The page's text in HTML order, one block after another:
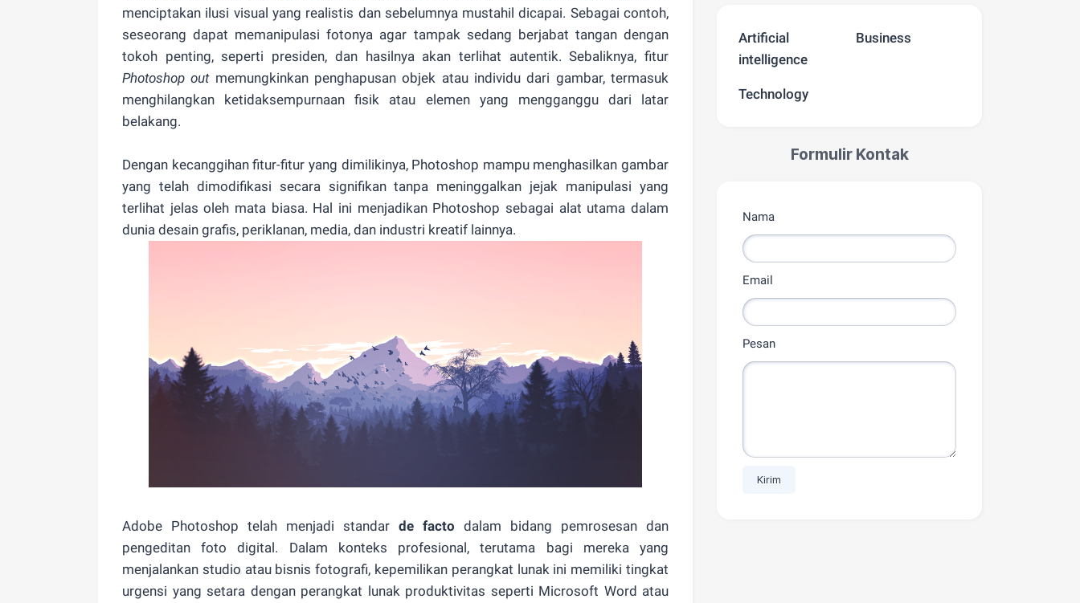
menciptakan ilusi visual yang realistis dan sebelumnya mustahil dicapai. Sebagai contoh,
seseorang dapat memanipulasi fotonya agar tampak sedang berjabat tangan dengan
tokoh penting, seperti presiden, dan hasilnya akan terlihat autentik. Sebaliknya, fitur
Photoshop outmemungkinkan penghapusan objek atau individu dari gambar, termasuk
menghilangkan ketidaksempurnaan fisik atau elemen yang mengganggu dari latar
belakang.
Dengan kecanggihan fitur-fitur yang dimilikinya, Photoshop mampu menghasilkan gambar
yang telah dimodifikasi secara signifikan tanpa meninggalkan jejak manipulasi yang
terlihat jelas oleh mata biasa. Hal ini menjadikan Photoshop sebagai alat utama dalam
dunia desain grafis, periklanan, media, dan industri kreatif lainnya.
Adobe Photoshop telah menjadi standar de facto dalam bidang pemrosesan dan
pengeditan foto digital. Dalam konteks profesional, terutama bagi mereka yang
menjalankan studio atau bisnis fotografi, kepemilikan perangkat lunak ini memiliki tingkat
urgensi yang setara dengan perangkat lunak produktivitas seperti Microsoft Word atau
Artificial
intelligence
Business
Technology
Formulir Kontak
Nama
Email
Pesan